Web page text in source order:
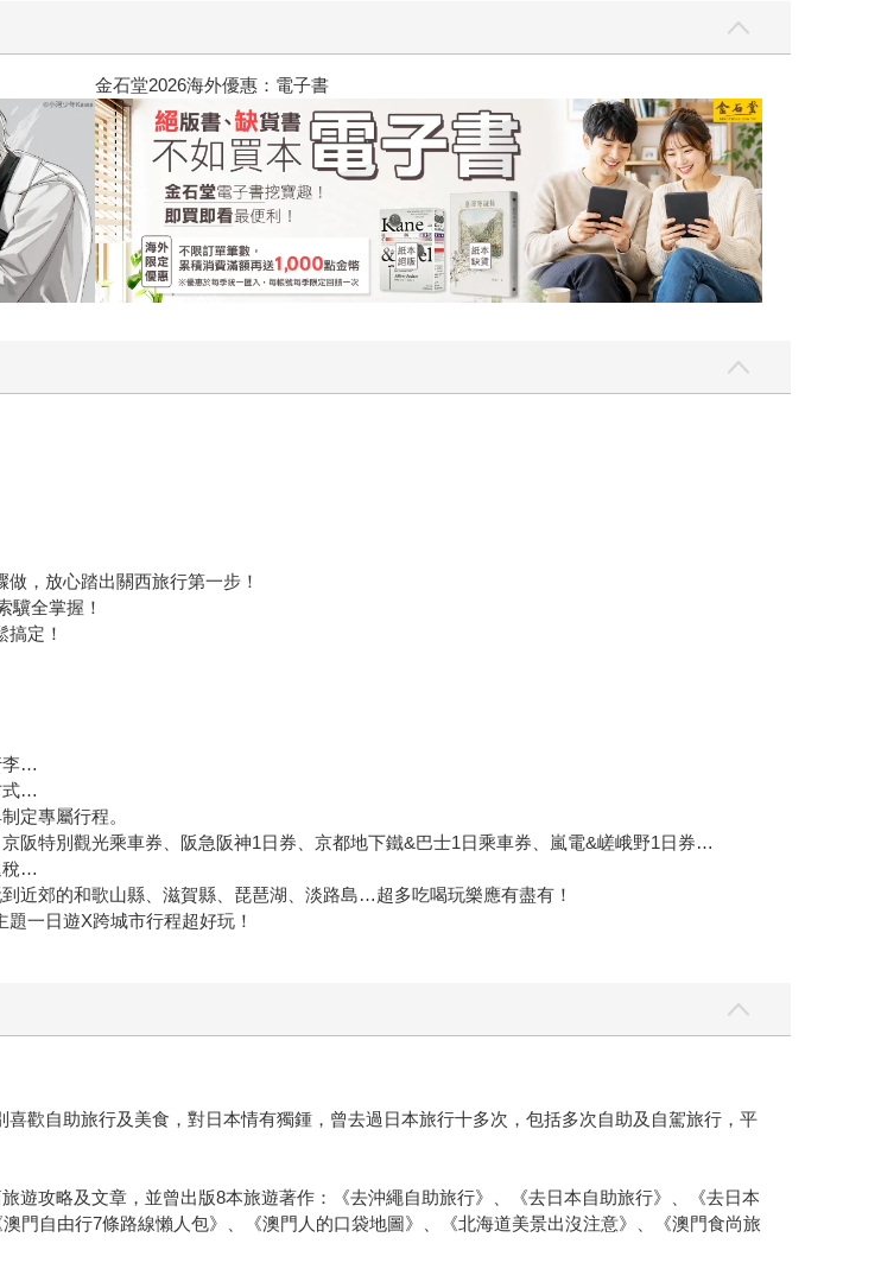
2026金石堂暑假漫博〈你好，我吃一點〉第二波
，放心踏出關西旅行第一步！
全掌握！
定！
李…
式…
定專屬行程。
阪特別觀光乘車券、阪急阪神1日券、京都地下鐵&巴士1日乘車券、嵐電&嵯峨野1日券…
稅…
近郊的和歌山縣、滋賀縣、琵琶湖、淡路島…超多吃喝玩樂應有盡有！
一日遊X跨城市行程超好玩！
歡自助旅行及美食，對日本情有獨鍾，曾去過日本旅行十多次，包括多次自助及自駕旅行，平
遊攻略及文章，並曾出版8本旅遊著作：《去沖繩自助旅行》、《去日本自助旅行》、《去日本
門自由行7條路線懶人包》、《澳門人的口袋地圖》、《北海道美景出沒注意》、《澳門食尚旅